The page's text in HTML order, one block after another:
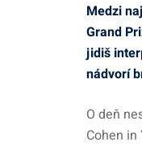
Medzi
Grand
jidiš
nádvorí
O deň
Cohen